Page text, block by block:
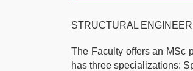
STRUCTURAL
The Faculty offers an MSc
has three specializations: